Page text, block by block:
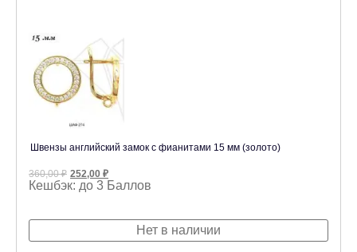
Швензы английский замок с фианитами 15 мм (золото)
360,00₽ Первоначальная
цена
252,00 ₽Текущая
цена:
Кешбэк: до 3 Баллов
Нет в наличии